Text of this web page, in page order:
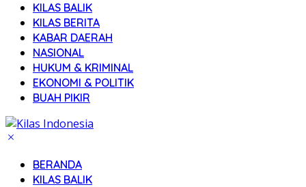
KILAS BALIK
KILAS BERITA
KABAR DAERAH
NASIONAL
HUKUM & KRIMINAL
EKONOMI & POLITIK
BUAH PIKIR
BERANDA
KILAS BALIK